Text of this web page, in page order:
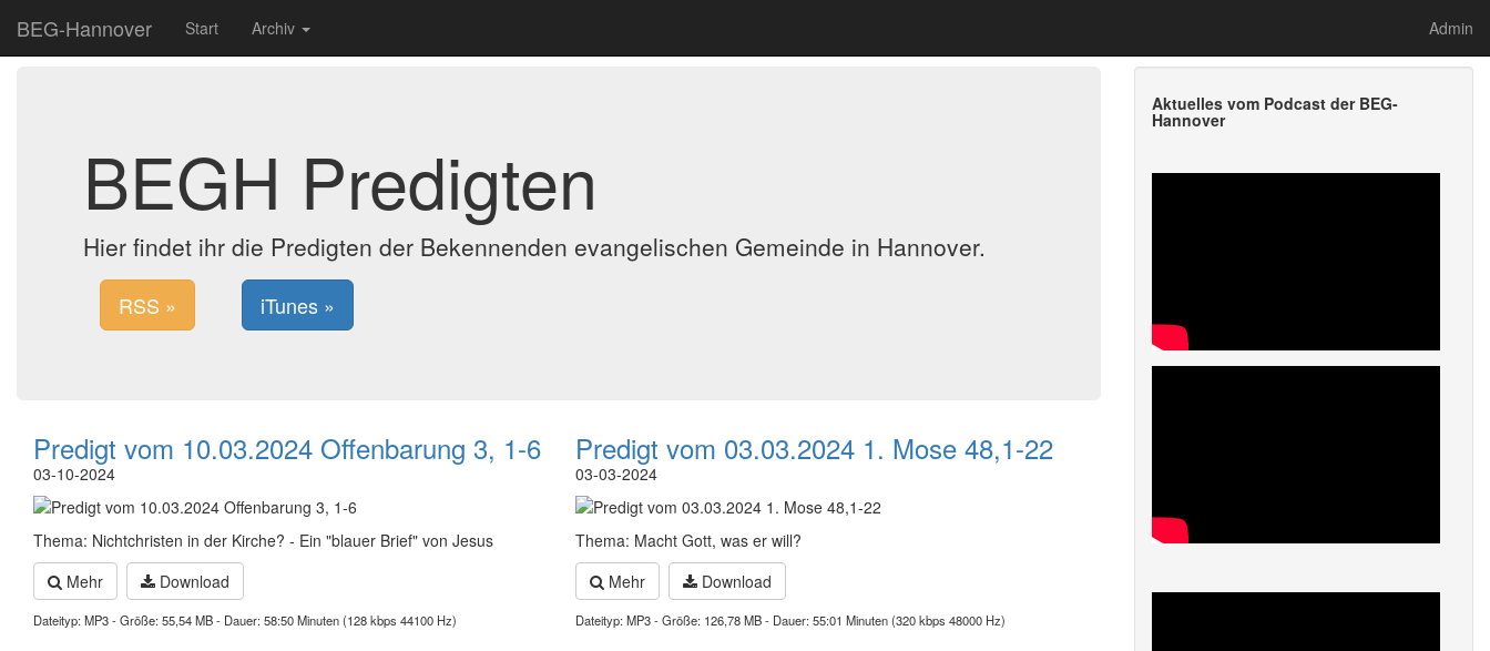
BEG-Hannover Admin
Start Archiv
BEGH Predigten
Hier findet ihr die Predigten der Bekennenden evangelischen Gemeinde in Hannover.
RSS » iTunes »
Predigt vom 10.03.2024 Offenbarung 3, 1-6
03-10-2024
Thema: Nichtchristen in der Kirche? - Ein "blauer Brief" von Jesus
Mehr
Download
Dateityp: MP3 - Größe: 55,54 MB - Dauer: 58:50 Minuten (128 kbps 44100 Hz)
Predigt vom 03.03.2024 1. Mose 48,1-22
03-03-2024
Thema: Macht Gott, was er will?
Mehr
Download
Dateityp: MP3 - Größe: 126,78 MB - Dauer: 55:01 Minuten (320 kbps 48000 Hz)
Aktuelles vom Podcast der BEG-
Hannover